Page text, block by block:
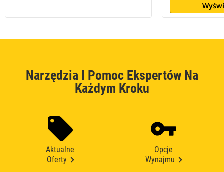
Narzędzia I Pomoc Ekspertów Na
Każdym Kroku
Aktualne
Oferty
Opcje
Wynajmu